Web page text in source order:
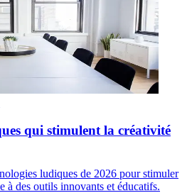
qui stimulent la créativité
ludiques de 2026 pour stimuler
à des outils innovants et éducatifs.